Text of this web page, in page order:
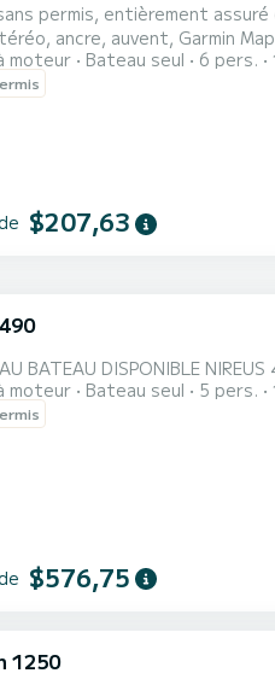
permis, entièrement
ancre, auvent, Garmin
enfants, les couples ou les amis. Louez ce bateau sans chauffeur et devenez le
de votre propre navire". Vous
moteur Bateau seul 6 pers.
$207,63
BATEAU DISPONIBLE
moteur
Bateau seul 5 pers.
$576,75
1250